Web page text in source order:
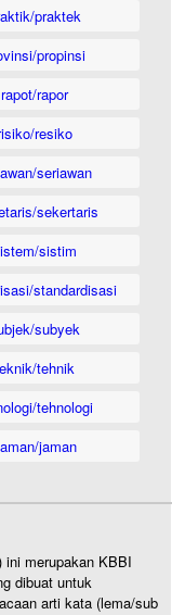
praktek
propinsi
rapot/rapor
resiko
seriawan
sekertaris
sistim
standardisasi
subyek
tehnik
tehnologi
jaman
merupakan KBBI
dibuat untuk
arti kata (lema/sub